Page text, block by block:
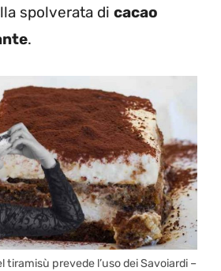
spolverata di cacao
.
tiramisù prevede l’uso dei Savoiardi –